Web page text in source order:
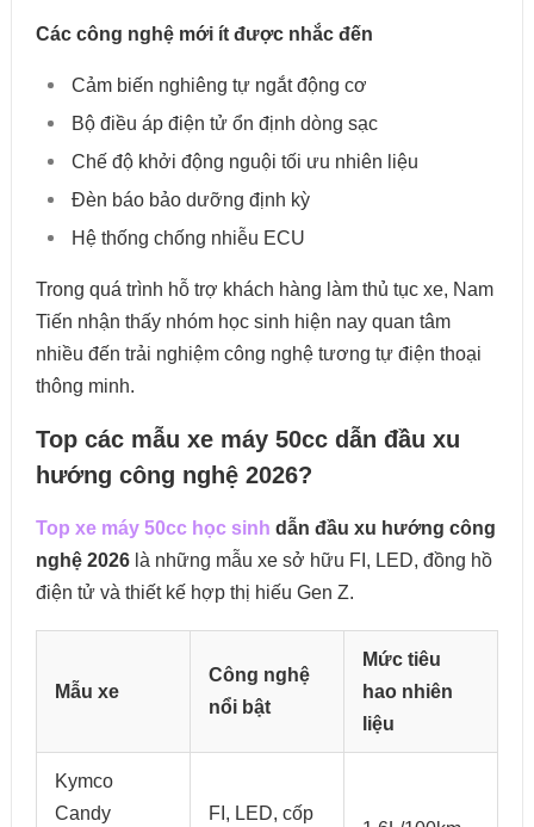
Các công nghệ mới ít được nhắc đến
Cảm biến nghiêng tự ngắt động cơ
Bộ điều áp điện tử ổn định dòng sạc
Chế độ khởi động nguội tối ưu nhiên liệu
Đèn báo bảo dưỡng định kỳ
Hệ thống chống nhiễu ECU
Trong quá trình hỗ trợ khách hàng làm thủ tục xe, Nam
Tiến nhận thấy nhóm học sinh hiện nay quan tâm
nhiều đến trải nghiệm công nghệ tương tự điện thoại
thông minh.
Top các mẫu xe máy 50cc dẫn đầu xu
hướng công nghệ 2026?
Top xe máy 50cc học sinh dẫn đầu xu hướng công
nghệ 2026là những mẫu xe sở hữu FI, LED, đồng hồ
điện tử và thiết kế hợp thị hiếu Gen Z.
Mẫu xe
Công nghệ
nổi bật
Mức tiêu
hao nhiên
liệu
Kymco
Candy
FI, LED, cốp